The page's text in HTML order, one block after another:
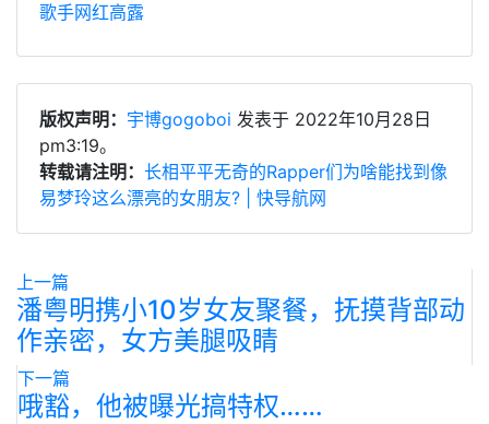
歌手网红高露
版权声明： 宇博gogoboi 发表于 2022年10月28日
pm3:19。
转载请注明： 长相平平无奇的Rapper们为啥能找到像
易梦玲这么漂亮的女朋友? | 快导航网
上一篇
潘粤明携小10岁女友聚餐，抚摸背部动
作亲密，女方美腿吸睛
下一篇
哦豁，他被曝光搞特权……